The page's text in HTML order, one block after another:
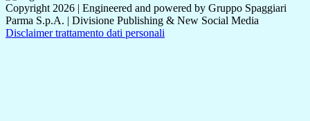
Copyright 2026 | Engineered and powered by Gruppo Spaggiari
Parma S.p.A. | Divisione Publishing & New Social Media
Disclaimer trattamento dati personali